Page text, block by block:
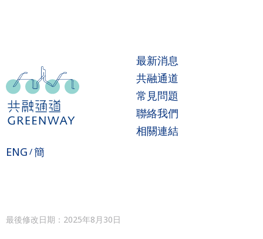
最新消息
共融通道
常見問題
聯絡我們
相關連結
ENG /簡
最後修改日期：2025年8月30日